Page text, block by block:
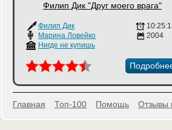
Филип Дик "Друг моего врага"
Филип Дик
Марина Ловейко
Нигде не купишь
2004
Главная Топ-100 Помощь Отзывы